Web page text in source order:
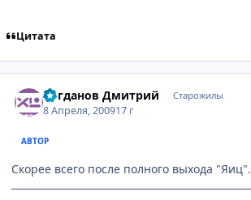
Цитата
Богданов Дмитрий Старожилы
8 Апреля, 200917 г
АВТОР
Скорее всего после полного выхода "Яиц".